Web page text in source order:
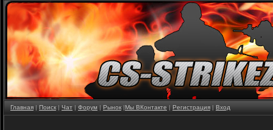
Главная | Поиск | Чат | Форум | Рынок |Мы ВКонтакте | Регистрация | Вход